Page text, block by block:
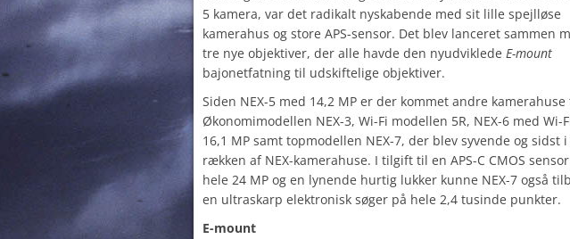
5 kamera, var det radikalt nyskabende med sit lille spejlløse
kamerahus og store APS-sensor. Det blev lanceret sammen
tre nye objektiver, der alle havde den nyudviklede E-mount
bajonetfatning til udskiftelige objektiver.
Siden NEX-5 med 14,2 MP er der kommet andre kamerahuse
Økonomimodellen NEX-3, Wi-Fi modellen 5R, NEX-6 med Wi-
16,1 MP samt topmodellen NEX-7, der blev syvende og sidst i
rækken af NEX-kamerahuse. I tilgift til en APS-C CMOS
hele 24 MP og en lynende hurtig lukker kunne NEX-7 også
en ultraskarp elektronisk søger på hele 2,4 tusinde punkter.
E-mount